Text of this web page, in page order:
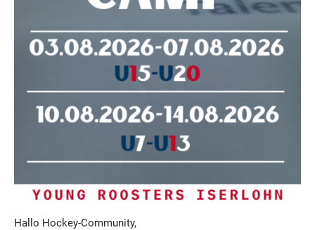
Hallo Hockey-Community,